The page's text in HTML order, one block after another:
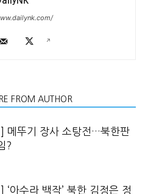
FROM AUTHOR
메뚜기 장사 소탕전…북한판
?
‘아수라 백작’ 북한 김정은 정